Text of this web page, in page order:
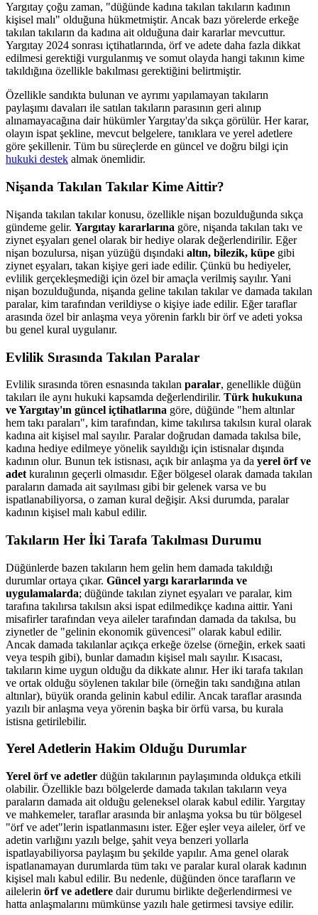
Yargıtay çoğu zaman, "düğünde kadına takılan takıların kadının
kişisel malı" olduğuna hükmetmiştir. Ancak bazı yörelerde erkeğe
takılan takıların da kadına ait olduğuna dair kararlar mevcuttur.
Yargıtay 2024 sonrası içtihatlarında, örf ve adete daha fazla dikkat
edilmesi gerektiği vurgulanmış ve somut olayda hangi takının kime
takıldığına özellikle bakılması gerektiğini belirtmiştir.
Özellikle sandıkta bulunan ve ayrımı yapılamayan takıların
paylaşımı davaları ile satılan takıların parasının geri alınıp
alınamayacağına dair hükümler Yargıtay'da sıkça görülür. Her karar,
olayın ispat şekline, mevcut belgelere, tanıklara ve yerel adetlere
göre şekillenir. Tüm bu süreçlerde en güncel ve doğru bilgi için
hukuki destek almak önemlidir.
Nişanda Takılan Takılar Kime Aittir?
Nişanda takılan takılar konusu, özellikle nişan bozulduğunda sıkça
gündeme gelir. Yargıtay kararlarına göre, nişanda takılan takı ve
ziynet eşyaları genel olarak bir hediye olarak değerlendirilir. Eğer
nişan bozulursa, nişan yüzüğü dışındaki altın, bilezik, küpe gibi
ziynet eşyaları, takan kişiye geri iade edilir. Çünkü bu hediyeler,
evlilik gerçekleşmediği için özel bir amaçla verilmiş sayılır. Yani
nişan bozulduğunda, nişanda geline takılan takılar ve damada takılan
paralar, kim tarafından verildiyse o kişiye iade edilir. Eğer taraflar
arasında özel bir anlaşma veya yörenin farklı bir örf ve adeti yoksa
bu genel kural uygulanır.
Evlilik Sırasında Takılan Paralar
Evlilik sırasında tören esnasında takılan paralar, genellikle düğün
takıları ile aynı hukuki kapsamda değerlendirilir. Türk hukukuna
ve Yargıtay'ın güncel içtihatlarına göre, düğünde "hem altınlar
hem takı paraları", kim tarafından, kime takılırsa takılsın kural olarak
kadına ait kişisel mal sayılır. Paralar doğrudan damada takılsa bile,
kadına hediye edilmeye yönelik sayıldığı için istisnalar dışında
kadının olur. Bunun tek istisnası, açık bir anlaşma ya da yerel örf ve
adet kuralının geçerli olmasıdır. Eğer bölgesel olarak damada takılan
paraların damada ait sayılması gibi bir gelenek varsa ve bu
ispatlanabiliyorsa, o zaman kural değişir. Aksi durumda, paralar
kadının kişisel malı kabul edilir.
Takıların Her İki Tarafa Takılması Durumu
Düğünlerde bazen takıların hem gelin hem damada takıldığı
durumlar ortaya çıkar. Güncel yargı kararlarında ve
uygulamalarda; düğünde takılan ziynet eşyaları ve paralar, kim
tarafına takılırsa takılsın aksi ispat edilmedikçe kadına aittir. Yani
misafirler tarafından veya aileler tarafından damada da takılsa, bu
ziynetler de "gelinin ekonomik güvencesi" olarak kabul edilir.
Ancak damada takılanlar açıkça erkeğe özelse (örneğin, erkek saati
veya tespih gibi), bunlar damadın kişisel malı sayılır. Kısacası,
takıların kime uygun olduğu da dikkate alınır. Her iki tarafa takılan
ve ortak olduğu söylenen takılar bile (örneğin takı sandığına atılan
altınlar), büyük oranda gelinin kabul edilir. Ancak taraflar arasında
yazılı bir anlaşma veya yörenin başka bir örfü varsa, bu kurala
istisna getirilebilir.
Yerel Adetlerin Hakim Olduğu Durumlar
Yerel örf ve adetler düğün takılarının paylaşımında oldukça etkili
olabilir. Özellikle bazı bölgelerde damada takılan takıların veya
paraların damada ait olduğu geleneksel olarak kabul edilir. Yargıtay
ve mahkemeler, taraflar arasında bir anlaşma yoksa bu tür bölgesel
"örf ve adet"lerin ispatlanmasını ister. Eğer eşler veya aileler, örf ve
adetin varlığını yazılı belge, şahit veya benzeri yollarla
ispatlayabiliyorsa paylaşım bu şekilde yapılır. Ama genel olarak
ispatlanamayan durumlarda tüm takı ve paralar kural olarak kadının
kişisel malı kabul edilir. Bu nedenle, düğünden önce tarafların ve
ailelerin örf ve adetlere dair durumu birlikte değerlendirmesi ve
hatta anlaşmalarını mümkünse yazılı hale getirmesi tavsiye edilir.